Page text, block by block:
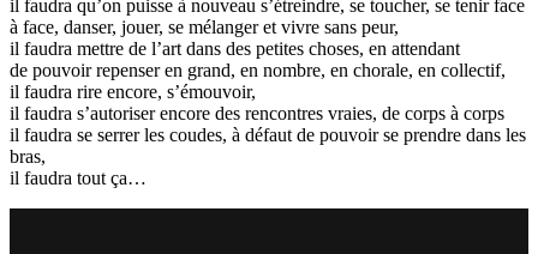
il faudra qu’on puisse à nouveau s’étreindre, se toucher, se tenir face
à face, danser, jouer, se mélanger et vivre sans peur,
il faudra mettre de l’art dans des petites choses, en attendant
de pouvoir repenser en grand, en nombre, en chorale, en collectif,
il faudra rire encore, s’émouvoir,
il faudra s’autoriser encore des rencontres vraies, de corps à corps
il faudra se serrer les coudes, à défaut de pouvoir se prendre dans les
bras,
il faudra tout ça…